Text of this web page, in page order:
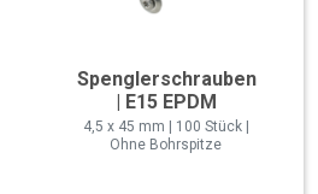
Spenglerschrauben
| E15 EPDM
4,5 x 45 mm | 100 Stück |
Ohne Bohrspitze